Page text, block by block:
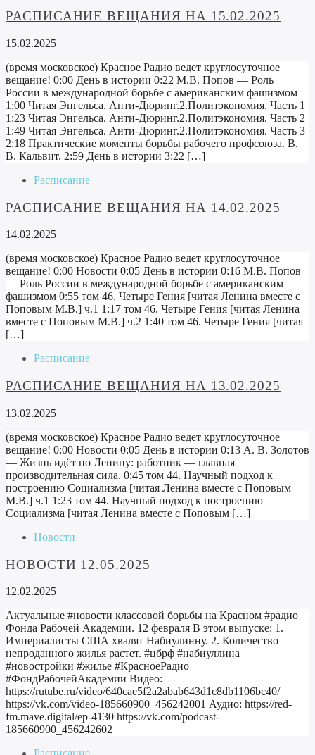
РАСПИСАНИЕ ВЕЩАНИЯ НА 15.02.2025
15.02.2025
(время московское) Красное Радио ведет круглосуточное
вещание! 0:00 День в истории 0:22 М.В. Попов — Роль
России в международной борьбе с американским фашизмом
1:00 Читая Энгельса. Анти-Дюринг.2.Политэкономия. Часть 1
1:23 Читая Энгельса. Анти-Дюринг.2.Политэкономия. Часть 2
1:49 Читая Энгельса. Анти-Дюринг.2.Политэкономия. Часть 3
2:18 Практические моменты борьбы рабочего профсоюза. В.
В. Кальвит. 2:59 День в истории 3:22 […]
Расписание
РАСПИСАНИЕ ВЕЩАНИЯ НА 14.02.2025
14.02.2025
(время московское) Красное Радио ведет круглосуточное
вещание! 0:00 Новости 0:05 День в истории 0:16 М.В. Попов
— Роль России в международной борьбе с американским
фашизмом 0:55 том 46. Четыре Гения [читая Ленина вместе с
Поповым М.В.] ч.1 1:17 том 46. Четыре Гения [читая Ленина
вместе с Поповым М.В.] ч.2 1:40 том 46. Четыре Гения [читая
[…]
Расписание
РАСПИСАНИЕ ВЕЩАНИЯ НА 13.02.2025
13.02.2025
(время московское) Красное Радио ведет круглосуточное
вещание! 0:00 Новости 0:05 День в истории 0:13 А. В. Золотов
— Жизнь идёт по Ленину: работник — главная
производительная сила. 0:45 том 44. Научный подход к
построению Социализма [читая Ленина вместе с Поповым
М.В.] ч.1 1:23 том 44. Научный подход к построению
Социализма [читая Ленина вместе с Поповым […]
Новости
НОВОСТИ 12.05.2025
12.02.2025
Актуальные #новости классовой борьбы на Красном #радио
Фонда Рабочей Академии. 12 февраля В этом выпуске: 1.
Империалисты США хвалят Набиулинну. 2. Количество
непроданного жилья растет. #цбрф #набиуллина
#новостройки #жилье #КрасноеРадио
#ФондРабочейАкадемии Видео:
https://rutube.ru/video/640cae5f2a2abab643d1c8db1106bc40/
https://vk.com/video-185660900_456242001 Аудио: https://red-
fm.mave.digital/ep-4130 https://vk.com/podcast-
185660900_456242602